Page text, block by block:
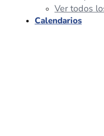
Ver todos
Calendarios